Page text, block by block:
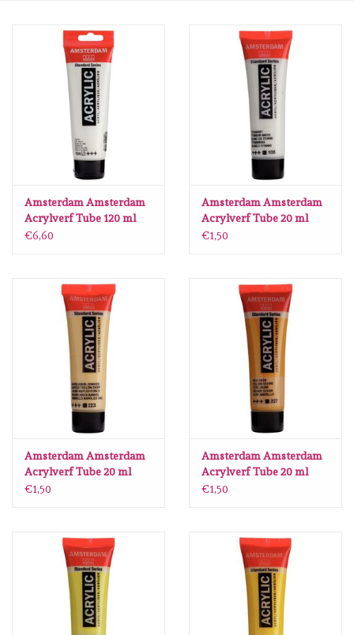
Stempelinkt
Stempelaccesoires
Papier (blokjes) &
Embellishments
Embellishment/bedeltjes
Mixed Media
Embossingpoeders
Inkleurbenodigdheden
Lint
Gereedschap
Stansmachine en toebehoren
Amsterdam Amsterdam
Acrylverf Tube 120 ml
Zinkwit 104
€6,60
Amsterdam Amsterdam
Acrylverf Tube 20 ml
Titaanwit 105
€1,50
Amsterdam Amsterdam
Acrylverf Tube 20 ml
Napelsgeel Donker 223
€1,50
Amsterdam Amsterdam
Acrylverf Tube 20 ml
Gele Oker 227
€1,50